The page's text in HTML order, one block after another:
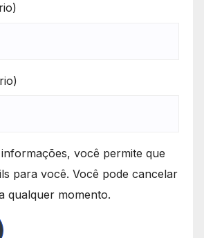
você permite que
para você. Você pode cancelar
qualquer momento.